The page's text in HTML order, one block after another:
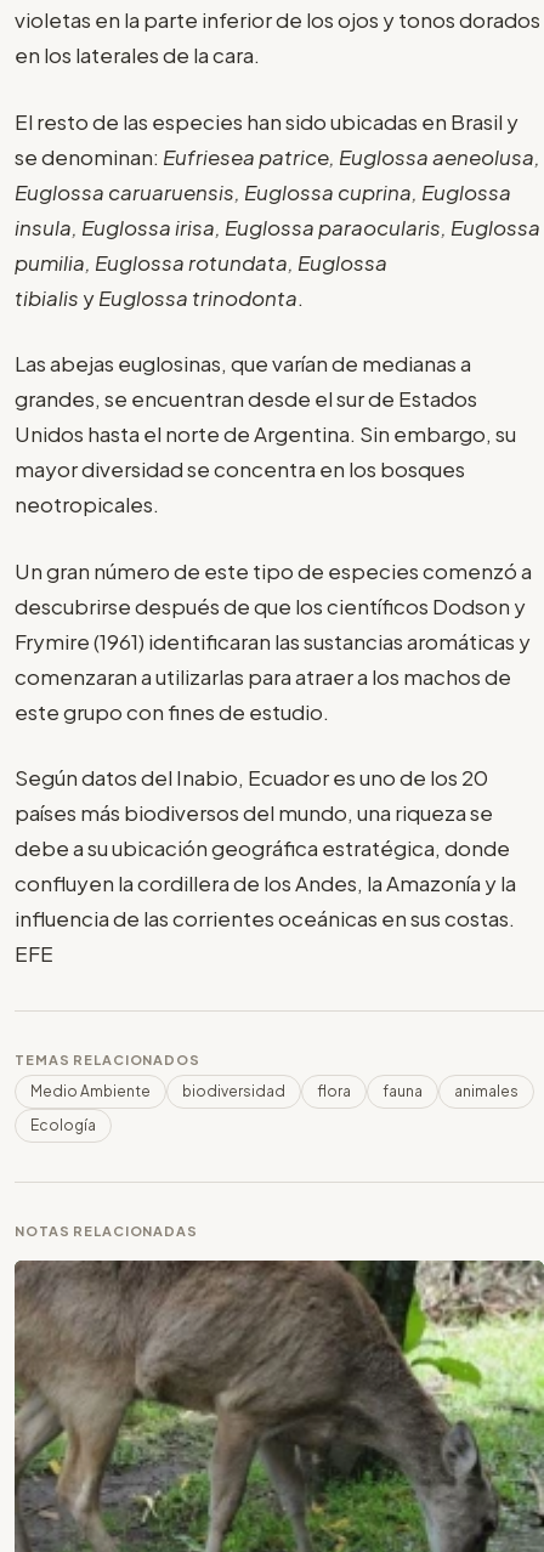
violetas en la parte inferior de los ojos y tonos dorados
en los laterales de la cara.
El resto de las especies han sido ubicadas en Brasil y
se denominan: Eufriesea patrice, Euglossa aeneolusa,
Euglossa caruaruensis, Euglossa cuprina, Euglossa
insula, Euglossa irisa, Euglossa paraocularis, Euglossa
pumilia, Euglossa rotundata, Euglossa
tibialis yEuglossa trinodonta.
Las abejas euglosinas, que varían de medianas a
grandes, se encuentran desde el sur de Estados
Unidos hasta el norte de Argentina. Sin embargo, su
mayor diversidad se concentra en los bosques
neotropicales.
Un gran número de este tipo de especies comenzó a
descubrirse después de que los científicos Dodson y
Frymire (1961) identificaran las sustancias aromáticas y
comenzaran a utilizarlas para atraer a los machos de
este grupo con fines de estudio.
Según datos del Inabio, Ecuador es uno de los 20
países más biodiversos del mundo, una riqueza se
debe a su ubicación geográfica estratégica, donde
confluyen la cordillera de los Andes, la Amazonía y la
influencia de las corrientes oceánicas en sus costas.
EFE
TEMAS RELACIONADOS
Medio Ambiente biodiversidad flora fauna
animales
Ecología
NOTAS RELACIONADAS